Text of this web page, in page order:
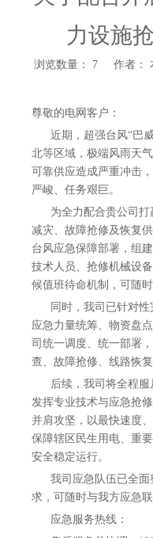
力设施
浏览数量： 7作者：
尊敬的电网客户：
近期，超强台风“巴威
北等区域，极端风雨天
可靠供应造成严重冲击
严峻、任务艰巨。
为全力配合贵公司打
减灾、故障抢修及恢复
台风应急保障部署，组
技术人员、抢修机械设
候值班待命机制，可随
同时，我司已针对性
应急力量统筹、物资盘
司统一调度、统一部署
查、故障抢修、线路恢
后续，我司将全程服
发挥专业技术与应急抢
并肩攻坚，以最快速度
保障辖区民生用电、重
安全稳定运行。
我司应急队伍已全面
求，可随时与我方应急联
应急服务热线：